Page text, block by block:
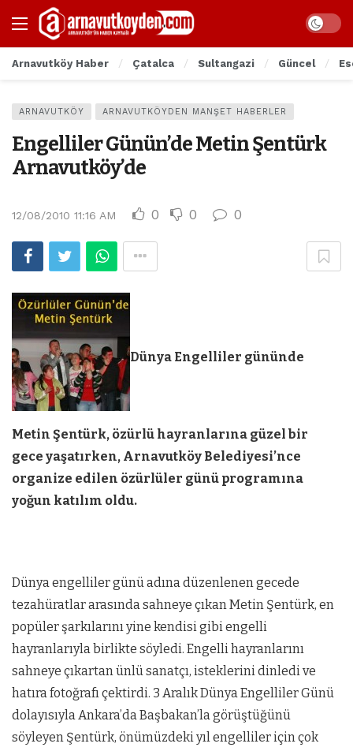
Arnavutköy Haber Çatalca Sultangazi Güncel
ARNAVUTKÖY ARNAVUTKÖYDEN MANŞET HABERLER
Engelliler Günün’de Metin Şentürk
Arnavutköy’de
12/08/2010 11:16 AM 0 0 0
Dünya Engelliler gününde
Metin Şentürk, özürlü hayranlarına güzel bir
gece yaşatırken, Arnavutköy Belediyesi’nce
organize edilen özürlüler günü programına
yoğun katılım oldu.
Dünya engelliler günü adına düzenlenen gecede
tezahüratlar arasında sahneye çıkan Metin Şentürk, en
popüler şarkılarını yine kendisi gibi engelli
hayranlarıyla birlikte söyledi. Engelli hayranlarını
sahneye çıkartan ünlü sanatçı, isteklerini dinledi ve
hatıra fotoğrafı çektirdi. 3 Aralık Dünya Engelliler Günü
dolayısıyla Ankara’da Başbakan’la görüştüğünü
söyleyen Şentürk, önümüzdeki yıl engelliler için çok